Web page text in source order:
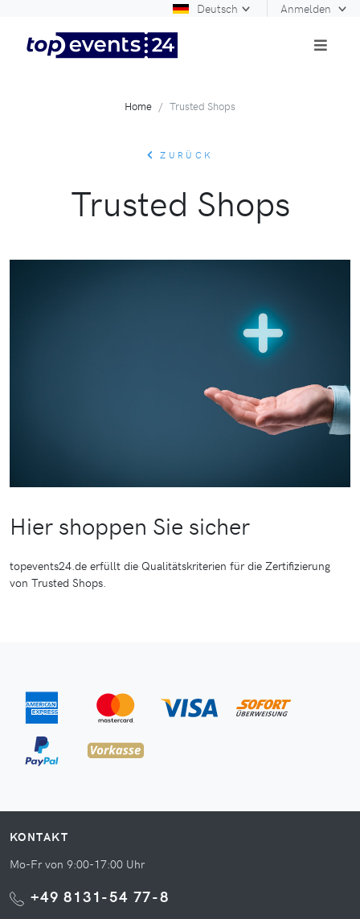
Deutsch Anmelden
Home Trusted Shops
ZURÜCK
Trusted Shops
Hier shoppen Sie sicher
topevents24.de erfüllt die Qualitätskriterien für die Zertifizierung
von Trusted Shops.
KONTAKT
Mo-Fr von 9:00-17:00 Uhr
+49 8131-54 77-8